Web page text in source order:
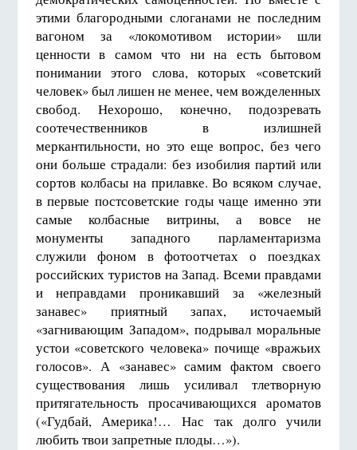
этими благородными слоганами не последним
вагоном за «локомотивом истории» шли
ценности в самом что ни на есть бытовом
понимании этого слова, которых «советский
человек» был лишен не менее, чем вожделенных
свобод. Нехорошо, конечно, подозревать
соотечественников в излишней
меркантильности, но это еще вопрос, без чего
они больше страдали: без изобилия партий или
сортов колбасы на прилавке. Во всяком случае,
в первые постсоветские годы чаще именно эти
самые колбасные витрины, а вовсе не
монументы западного парламентаризма
служили фоном в фотоотчетах о поездках
российских туристов на Запад. Всеми правдами
и неправдами проникавший за «железный
занавес» приятный запах, источаемый
«загнивающим Западом», подрывал моральные
устои «советского человека» почище «вражьих
голосов». А «занавес» самим фактом своего
существования лишь усиливал тлетворную
притягательность просачивающихся ароматов
(«Гудбай, Америка!… Нас так долго учили
любить твои запретные плоды…»).